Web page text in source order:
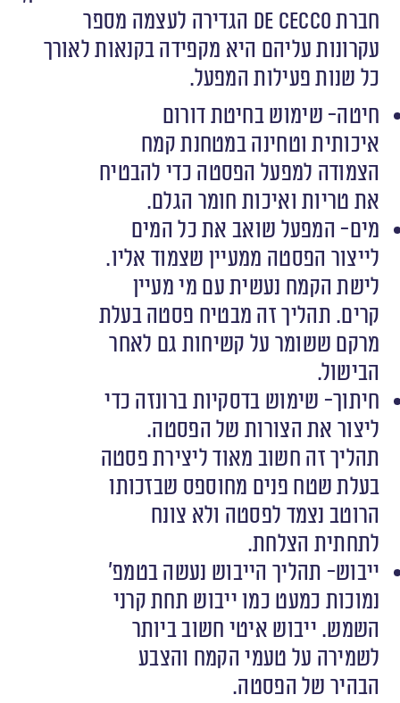
חברת De Cecco הגדירה לעצמה מספר
עקרונות עליהם היא מקפידה בקנאות לאורך
כל שנות פעילות המפעל.
חיטה- שימוש בחיטת דורום
איכותית וטחינה במטחנת קמח
הצמודה למפעל הפסטה כדי להבטיח
את טריות ואיכות חומר הגלם.
מים- המפעל שואב את כל המים
לייצור הפסטה ממעיין שצמוד אליו.
לישת הקמח נעשית עם מי מעיין
קרים. תהליך זה מבטיח פסטה בעלת
מרקם ששומר על קשיחות גם לאחר
הבישול.
חיתוך- שימוש בדסקיות ברונזה כדי
ליצור את הצורות של הפסטה.
תהליך זה חשוב מאוד ליצירת פסטה
בעלת שטח פנים מחוספס שבזכותו
הרוטב נצמד לפסטה ולא צונח
לתחתית הצלחת.
ייבוש- תהליך הייבוש נעשה בטמפ’
נמוכות כמעט כמו ייבוש תחת קרני
השמש. ייבוש איטי חשוב ביותר
לשמירה על טעמי הקמח והצבע
הבהיר של הפסטה.